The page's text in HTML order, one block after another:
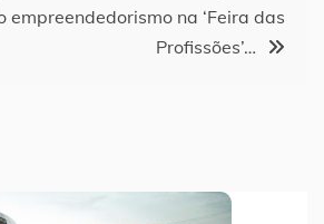
empreendedorismo na ‘Feira das
Profissões’…